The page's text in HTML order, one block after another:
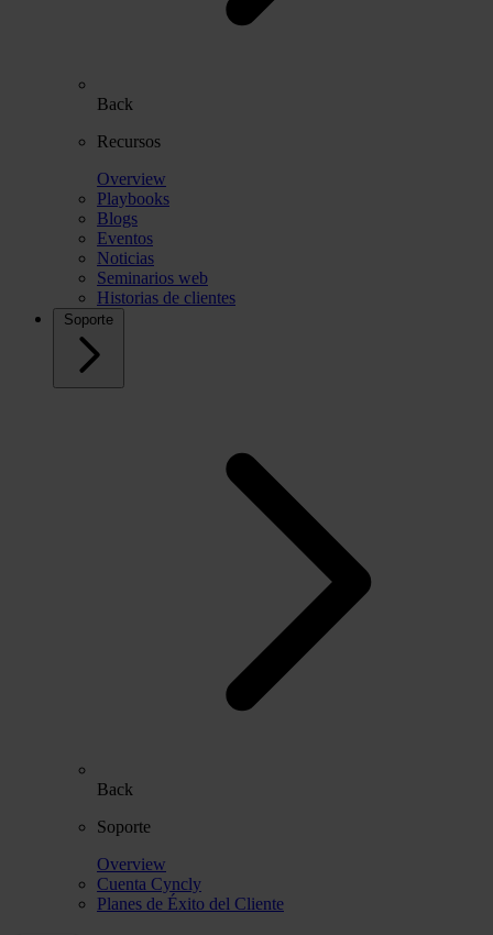
Back
Recursos
Overview
Playbooks
Blogs
Eventos
Noticias
Seminarios web
Historias de clientes
Soporte
Back
Soporte
Overview
Cuenta Cyncly
Planes de Éxito del Cliente